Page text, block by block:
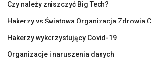
Czy należy zniszczyć Big Tech?
Hakerzy vs Światowa Organizacja Zdrowia
Hakerzy wykorzystujący Covid-19
Organizacje i naruszenia danych